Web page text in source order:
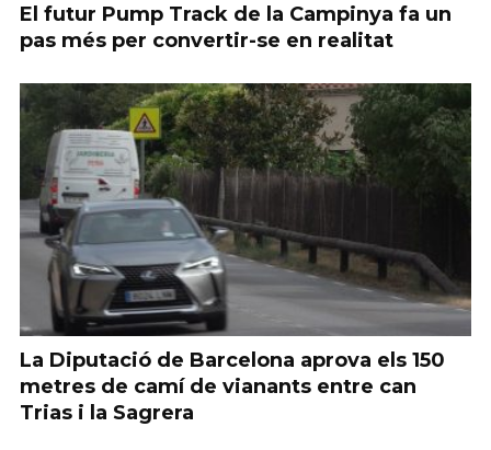
El futur Pump Track de la Campinya fa un
pas més per convertir-se en realitat
La Diputació de Barcelona aprova els 150
metres de camí de vianants entre can
Trias i la Sagrera